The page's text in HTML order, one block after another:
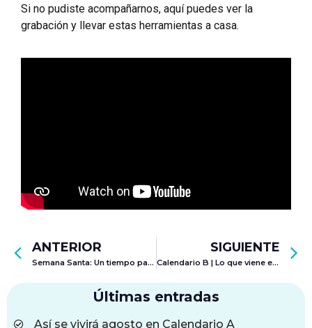
Si no pudiste acompañarnos, aquí puedes ver la
grabación y llevar estas herramientas a casa.
ANTERIOR
Semana Santa: Un tiempo para pausar, recargar y volver con más energía
SIGUIENTE
Calendario B | Lo que viene en abril para tu proceso académico
Últimas entradas
Así se vivirá agosto en Calendario A